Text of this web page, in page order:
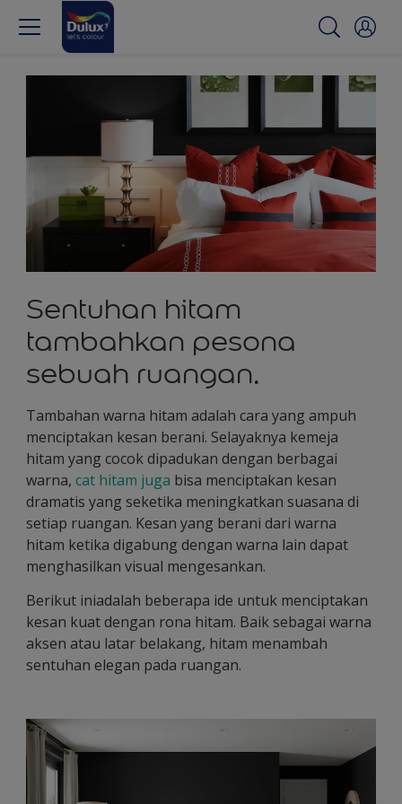
Sentuhan hitam
tambahkan pesona
sebuah ruangan.
Tambahan warna hitam adalah cara yang ampuh
menciptakan kesan berani. Selayaknya kemeja
hitam yang cocok dipadukan dengan berbagai
warna, cat hitam juga bisa menciptakan kesan
dramatis yang seketika meningkatkan suasana di
setiap ruangan. Kesan yang berani dari warna
hitam ketika digabung dengan warna lain dapat
menghasilkan visual mengesankan.
Berikut iniadalah beberapa ide untuk menciptakan
kesan kuat dengan rona hitam. Baik sebagai warna
aksen atau latar belakang, hitam menambah
sentuhan elegan pada ruangan.